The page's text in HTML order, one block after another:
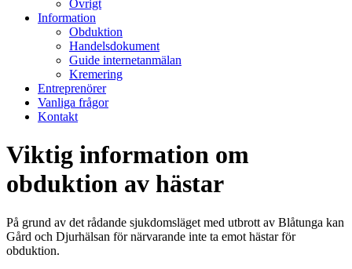
Övrigt
Information
Obduktion
Handelsdokument
Guide internetanmälan
Kremering
Entreprenörer
Vanliga frågor
Kontakt
Viktig information om
obduktion av hästar
På grund av det rådande sjukdomsläget med utbrott av Blåtunga kan
Gård och Djurhälsan för närvarande inte ta emot hästar för
obduktion.